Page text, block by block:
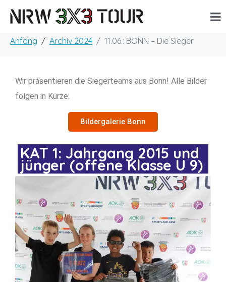
Anfang Archiv 2024 11.06.: BONN – Die Sieger
Wir präsentieren die Siegerteams aus Bonn! Alle Bilder
folgen in Kürze.
Bildergalerie Bonn
KAT 1: Jahrgang 2015 und
jünger (offene Klasse U 9)